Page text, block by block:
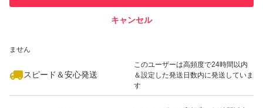
ません
スピード＆安心発送
このユーザーは高頻度で24時間以内
＆設定した発送日数内に発送していま
す
キャンセル